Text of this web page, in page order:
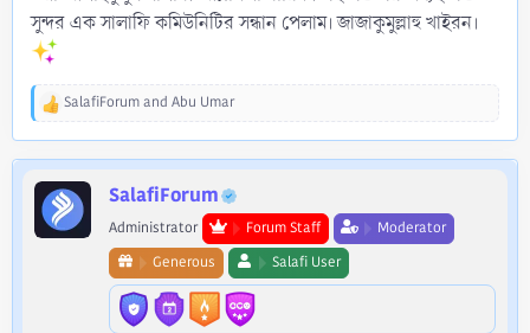
সুন্দর এক সালাফি কমিউনিটির সন্ধান পেলাম। জাজাকুমুল্লাহু খাইরন।
R
a
t
i
o
SalafiForumand Abu Umar
SalafiForum
Administrator Forum Staff
Moderator
Generous
Salafi User